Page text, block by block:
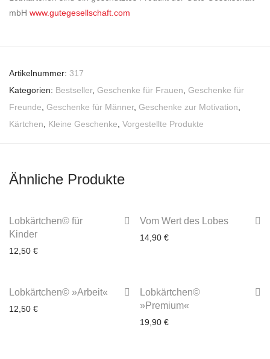
mbH www.gutegesellschaft.com
Artikelnummer: 317
Kategorien: Bestseller, Geschenke für Frauen, Geschenke für
Freunde, Geschenke für Männer, Geschenke zur Motivation,
Kärtchen, Kleine Geschenke, Vorgestellte Produkte
Ähnliche Produkte
Lobkärtchen© für
Kinder
12,50 €
3-4 Werktage
Vom Wert des Lobes
14,90 €
Lobkärtchen© »Arbeit«
12,50 €
Lobkärtchen©
»Premium«
19,90 €